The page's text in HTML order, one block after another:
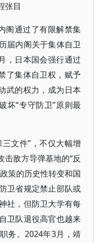
张目
阁通过了有限解禁集
届内阁关于集体自卫
，日本国会强行通过
了集体自卫权，赋予
武的权力，成为日本
坏“专守防卫”原则最
文件”，不仅大幅增
击敌方导弹基地的“反
策的历史性转变和国
卫省规定禁止部队或
社，但防卫大学有每
卫队退役高官也越来
务。2024年3月，靖